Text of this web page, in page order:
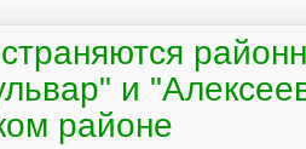
и
районе